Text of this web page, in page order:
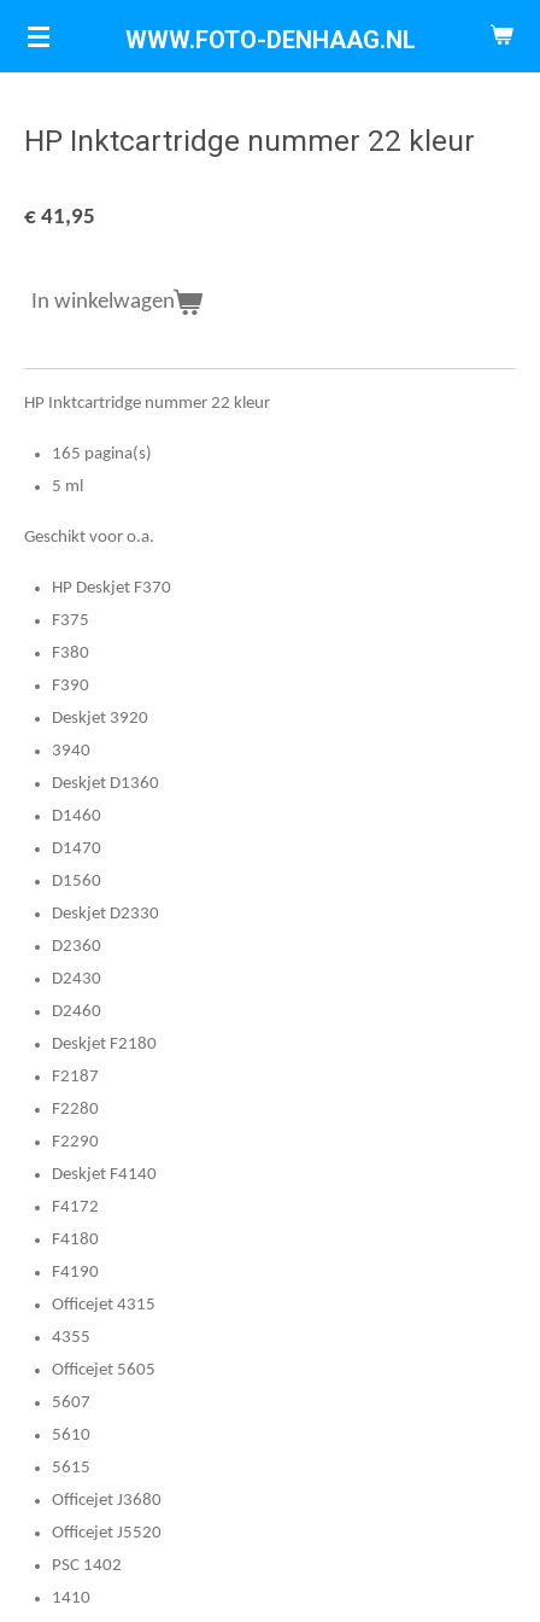
Ga
hoofdinhoud
WWW.FOTO-DENHAAG.NL
HP Inktcartridge nummer 22 kleur
€ 41,95
In winkelwagen
HP Inktcartridge nummer 22 kleur
165 pagina(s)
5 ml
Geschikt voor o.a.
HP Deskjet F370
F375
F380
F390
Deskjet 3920
3940
Deskjet D1360
D1460
D1470
D1560
Deskjet D2330
D2360
D2430
D2460
Deskjet F2180
F2187
F2280
F2290
Deskjet F4140
F4172
F4180
F4190
Officejet 4315
4355
Officejet 5605
5607
5610
5615
Officejet J3680
Officejet J5520
PSC 1402
1410